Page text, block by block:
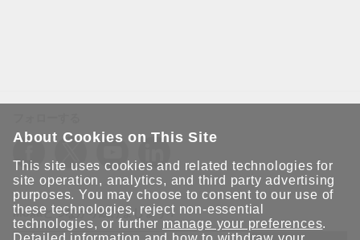
Moxaとつながり続けましょう！
About Cookies on This Site
This site uses cookies and related technologies for
site operation, analytics, and third party advertising
purposes. You may choose to consent to our use of
these technologies, reject non-essential
technologies, or further manage your preferences.